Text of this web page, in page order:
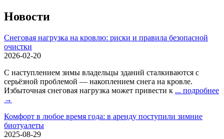
Новости
Снеговая нагрузка на кровлю: риски и правила безопасной
очистки
2026-02-20
С наступлением зимы владельцы зданий сталкиваются с
серьёзной проблемой — накоплением снега на кровле.
Избыточная снеговая нагрузка может привести к ... подробнее
→
Комфорт в любое время года: в аренду поступили зимние
биотуалеты
2025-08-29